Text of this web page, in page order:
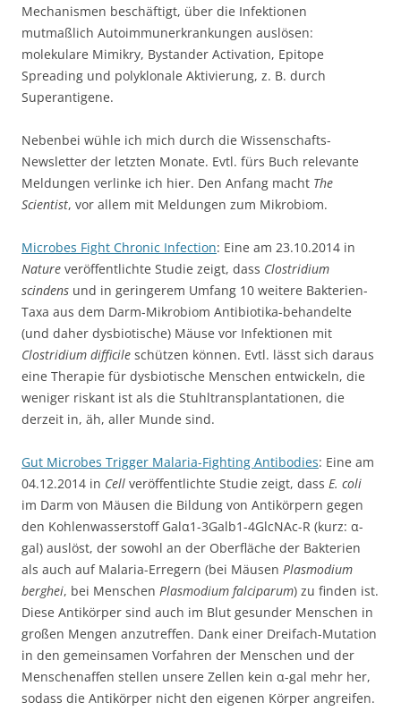
Mechanismen beschäftigt, über die Infektionen
mutmaßlich Autoimmunerkrankungen auslösen:
molekulare Mimikry, Bystander Activation, Epitope
Spreading und polyklonale Aktivierung, z. B. durch
Superantigene.
Nebenbei wühle ich mich durch die Wissenschafts-
Newsletter der letzten Monate. Evtl. fürs Buch relevante
Meldungen verlinke ich hier. Den Anfang macht The
Scientist, vor allem mit Meldungen zum Mikrobiom.
Microbes Fight Chronic Infection: Eine am 23.10.2014 in
Nature veröffentlichte Studie zeigt, dass Clostridium
scindens und in geringerem Umfang 10 weitere Bakterien-
Taxa aus dem Darm-Mikrobiom Antibiotika-behandelte
(und daher dysbiotische) Mäuse vor Infektionen mit
Clostridium difficile schützen können. Evtl. lässt sich daraus
eine Therapie für dysbiotische Menschen entwickeln, die
weniger riskant ist als die Stuhltransplantationen, die
derzeit in, äh, aller Munde sind.
Gut Microbes Trigger Malaria-Fighting Antibodies: Eine am
04.12.2014 in Cell veröffentlichte Studie zeigt, dass E. coli
im Darm von Mäusen die Bildung von Antikörpern gegen
den Kohlenwasserstoff Galα1-3Galb1-4GlcNAc-R (kurz: α-
gal) auslöst, der sowohl an der Oberfläche der Bakterien
als auch auf Malaria-Erregern (bei Mäusen Plasmodium
berghei, bei Menschen Plasmodium falciparum) zu finden ist.
Diese Antikörper sind auch im Blut gesunder Menschen in
großen Mengen anzutreffen. Dank einer Dreifach-Mutation
in den gemeinsamen Vorfahren der Menschen und der
Menschenaffen stellen unsere Zellen kein α-gal mehr her,
sodass die Antikörper nicht den eigenen Körper angreifen.